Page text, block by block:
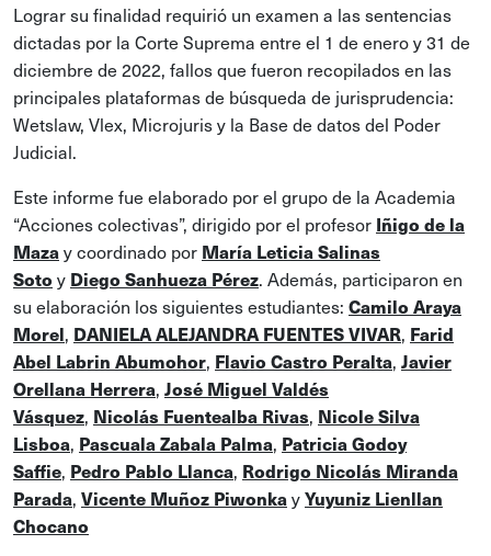
Lograr su finalidad requirió un examen a las sentencias
dictadas por la Corte Suprema entre el 1 de enero y 31 de
diciembre de 2022, fallos que fueron recopilados en las
principales plataformas de búsqueda de jurisprudencia:
Wetslaw, Vlex, Microjuris y la Base de datos del Poder
Judicial.
Este informe fue elaborado por el grupo de la Academia
“Acciones colectivas”, dirigido por el profesor Iñigo de la
Mazay coordinado por María Leticia Salinas
Soto y Diego Sanhueza Pérez. Además, participaron en
su elaboración los siguientes estudiantes: Camilo Araya
Morel, DANIELA ALEJANDRA FUENTES VIVAR, Farid
Abel Labrin Abumohor, Flavio Castro Peralta, Javier
Orellana Herrera, José Miguel Valdés
Vásquez, Nicolás Fuentealba Rivas, Nicole Silva
Lisboa, Pascuala Zabala Palma, Patricia Godoy
Saffie, Pedro Pablo Llanca, Rodrigo Nicolás Miranda
Parada, Vicente Muñoz PiwonkayYuyuniz Lienllan
Chocano